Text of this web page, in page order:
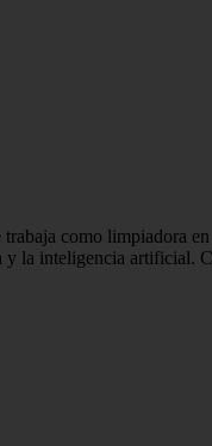
como limpiadora
la inteligencia artificial.